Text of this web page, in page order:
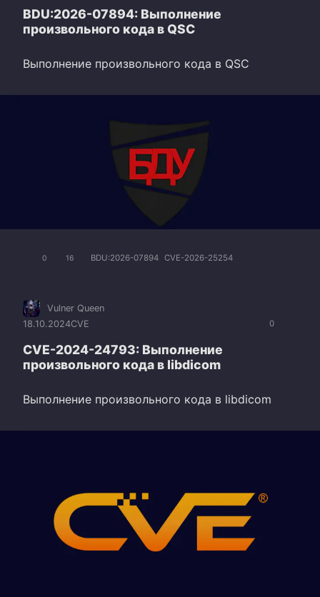
BDU:2026-07894: Выполнение
произвольного кода в QSC
Выполнение произвольного кода в QSC
0 16 BDU:2026-07894 CVE-2026-25254
0
Vulner Queen
18.10.2024CVE
CVE-2024-24793: Выполнение
произвольного кода в libdicom
Выполнение произвольного кода в libdicom